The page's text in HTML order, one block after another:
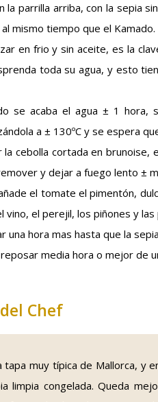
la parrilla arriba, con la sepia
mismo tiempo que el Kamado.
en frio y sin aceite, es la
toda su agua, y esto
se acaba el agua ± 1
a ± 130ºC y se espera
la cebolla cortada en brunoise,
y dejar a fuego lento ±
el tomate el pimentón,
vino, el perejil, los piñones y
una hora mas hasta que la
media hora o mejor de
Chef
tapa muy típica de Mallorca, y
limpia congelada. Queda